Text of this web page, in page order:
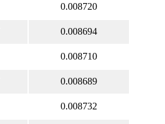
0.008720
0.008694
0.008710
0.008689
0.008732